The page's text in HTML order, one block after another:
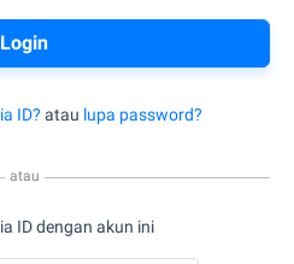
ID? atau lupa password?
atau
ID dengan akun ini